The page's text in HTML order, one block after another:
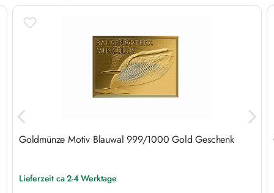
Produktgalerie überspringen
Goldmünze Motiv Blauwal 999/1000 Gold Geschenk
Lieferzeit ca 2-4 Werktage